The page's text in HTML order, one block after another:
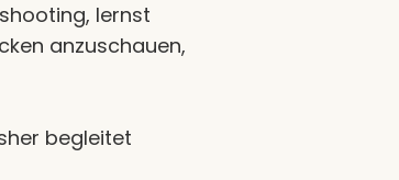
lernst
anzuschauen,
begleitet